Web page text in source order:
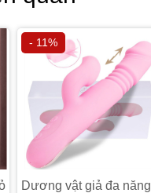
- 11%
Dương vật giả đa năng